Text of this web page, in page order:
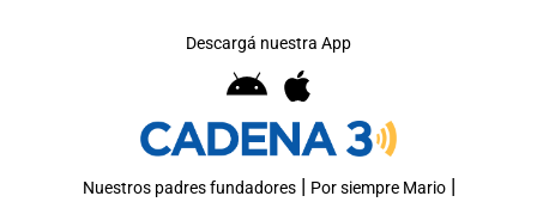
Descargá nuestra App
Nuestros padres fundadores| Por siempre Mario|